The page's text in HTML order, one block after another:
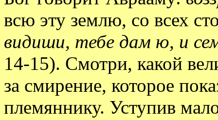
всю эту землю, со всех
видиши, тебе дам ю, и
14-15). Смотри, какой
за смирение, которое
племяннику. Уступив